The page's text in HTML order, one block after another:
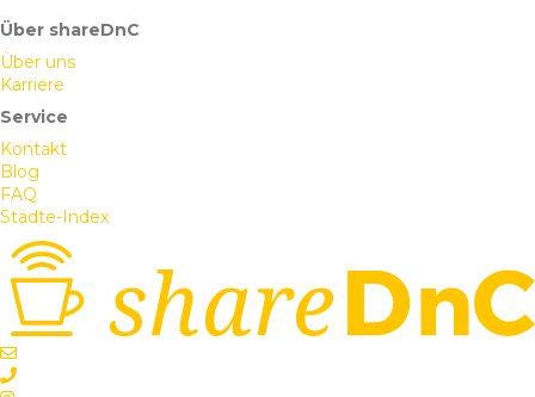
Über shareDnC
Über uns
Karriere
Service
Kontakt
Blog
FAQ
Städte-Index